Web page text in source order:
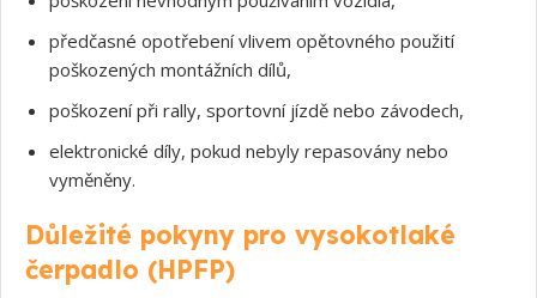
předčasné opotřebení vlivem opětovného použití
poškozených montážních dílů,
poškození při rally, sportovní jízdě nebo závodech,
elektronické díly, pokud nebyly repasovány nebo
vyměněny.
Důležité pokyny pro vysokotlaké
čerpadlo (HPFP)